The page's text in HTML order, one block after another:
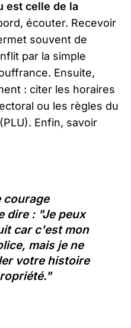
est celle de la
écouter. Recevoir
souvent de
par la simple
Ensuite,
: citer les horaires
ou les règles du
Enfin, savoir
courage
dire : "Je peux
car c'est mon
mais je ne
votre histoire